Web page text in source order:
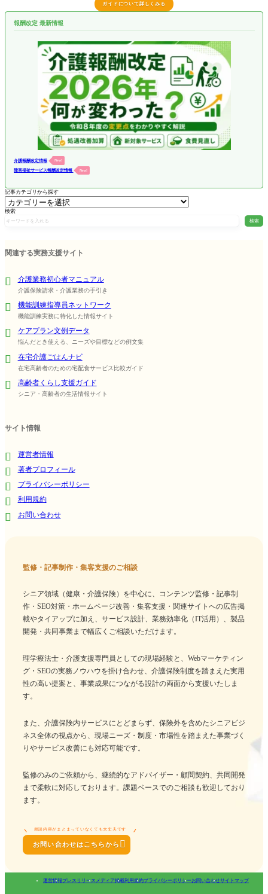
ガイドについて詳しくみる
報酬改定 最新情報
介護報酬改定情報 New!
障害福祉サービス報酬改定情報 New!
記事カテゴリから探す
検索
検索
関連する実務支援サイト
介護業務初心者マニュアル
介護保険請求・介護業務の手引き
機能訓練指導員ネットワーク
機能訓練実務に特化した情報サイト
ケアプラン文例データ
悩んだとき使える、ニーズや目標などの例文集
在宅介護ごはんナビ
在宅高齢者のための宅配食サービス比較ガイド
高齢者くらし支援ガイド
シニア・高齢者の生活情報サイト
サイト情報
運営者情報
著者プロフィール
プライバシーポリシー
利用規約
お問い合わせ
監修・記事制作・集客支援のご相談
シニア領域（健康・介護保険）を中心に、コンテンツ監修・記事制
作・SEO対策・ホームページ改善・集客支援・関連サイトへの広告掲
載やタイアップに加え、サービス設計、業務効率化（IT活用）、製品
開発・共同事業まで幅広くご相談いただけます。
理学療法士・介護支援専門員としての現場経験と、Webマーケティン
グ・SEOの実務ノウハウを掛け合わせ、介護保険制度を踏まえた実用
性の高い提案と、事業成果につながる設計の両面から支援いたしま
す。
また、介護保険内サービスにとどまらず、保険外を含めたシニアビジ
ネス全体の視点から、現場ニーズ・制度・市場性を踏まえた事業づく
りやサービス改善にも対応可能です。
監修のみのご依頼から、継続的なアドバイザー・顧問契約、共同開発
まで柔軟に対応しております。課題ベースでのご相談も歓迎しており
ます。
相談内容がまとまっていなくても大丈夫です
お問い合わせはこちらから 
運営情報プレスリリース メディア掲載利用規約プライバシーポリシーお問い合わせサイトマップ